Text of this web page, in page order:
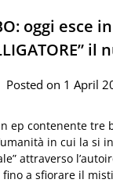
oggi esce
il
Posted on 1 April
ep contenente tre
in cui la si
attraverso
a sfiorare il